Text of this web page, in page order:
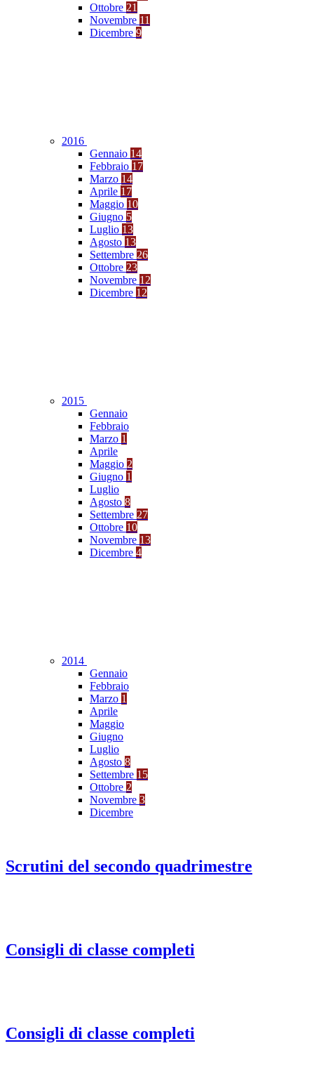
Ottobre 21
Novembre 11
Dicembre 9
2016
Gennaio 14
Febbraio 17
Marzo 14
Aprile 17
Maggio 10
Giugno 5
Luglio 13
Agosto 13
Settembre 26
Ottobre 23
Novembre 12
Dicembre 12
2015
Gennaio
Febbraio
Marzo 1
Aprile
Maggio 2
Giugno 1
Luglio
Agosto 8
Settembre 27
Ottobre 10
Novembre 13
Dicembre 4
2014
Gennaio
Febbraio
Marzo 1
Aprile
Maggio
Giugno
Luglio
Agosto 8
Settembre 15
Ottobre 2
Novembre 3
Dicembre
Scrutini del secondo quadrimestre
Consigli di classe completi
Consigli di classe completi